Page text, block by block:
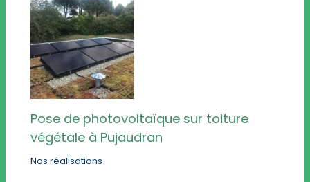
Pose de photovoltaïque sur toiture
végétale à Pujaudran
Nos réalisations